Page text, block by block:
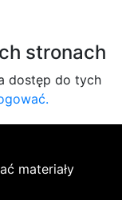
stronach
dostęp do tych
materiały